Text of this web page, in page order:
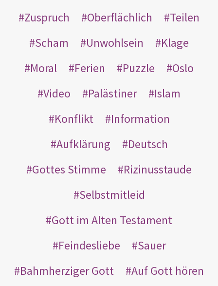
Zuspruch
Oberflächlich
Teilen
Scham
Unwohlsein
Klage
Moral
Ferien Puzzle
Oslo
Video
Palästiner
Islam
Konflikt
Information
Aufklärung
Deutsch
Gottes Stimme
Rizinusstaude
Selbstmitleid
Gott im Alten Testament
Feindesliebe
Sauer
Bahmherziger Gott
Auf Gott hören